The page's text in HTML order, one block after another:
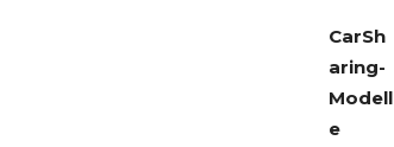
CarSh
aring-
Modell
e